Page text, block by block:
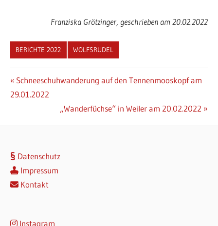
Franziska Grötzinger, geschrieben am 20.02.2022
BERICHTE 2022 WOLFSRUDEL
Beitragsnavigation
Vorheriger
Beitrag:
Schneeschuhwanderung auf den Tennenmooskopf am
29.01.2022
Nächster
„Wanderfüchse“ in Weiler am 20.02.2022
Datenschutz
Impressum
Kontakt
Instagram